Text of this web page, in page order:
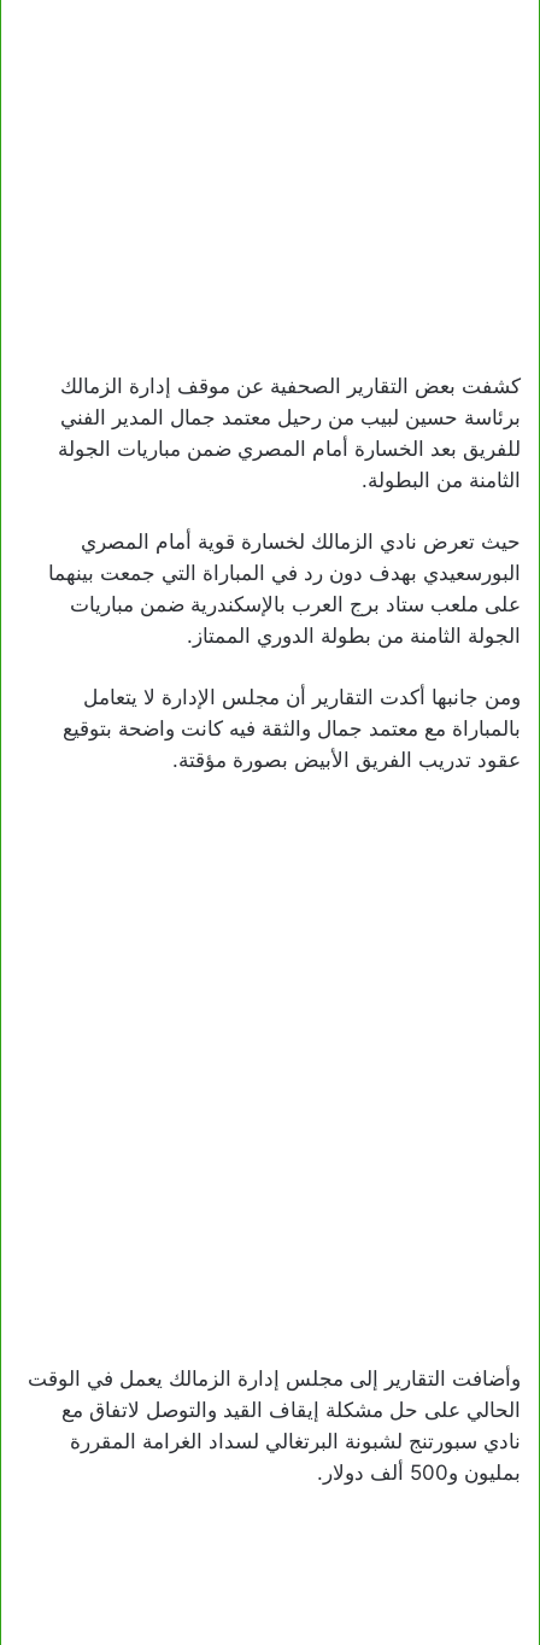
كشفت بعض التقارير الصحفية عن موقف إدارة الزمالك
برئاسة حسين لبيب من رحيل معتمد جمال المدير الفني
للفريق بعد الخسارة أمام المصري ضمن مباريات الجولة
الثامنة من البطولة.
حيث تعرض نادي الزمالك لخسارة قوية أمام المصري
البورسعيدي بهدف دون رد في المباراة التي جمعت بينهما
على ملعب ستاد برج العرب بالإسكندرية ضمن مباريات
الجولة الثامنة من بطولة الدوري الممتاز.
ومن جانبها أكدت التقارير أن مجلس الإدارة لا يتعامل
بالمباراة مع معتمد جمال والثقة فيه كانت واضحة بتوقيع
عقود تدريب الفريق الأبيض بصورة مؤقتة.
وأضافت التقارير إلى مجلس إدارة الزمالك يعمل في الوقت
الحالي على حل مشكلة إيقاف القيد والتوصل لاتفاق مع
نادي سبورتنج لشبونة البرتغالي لسداد الغرامة المقررة
بمليون و500 ألف دولار.